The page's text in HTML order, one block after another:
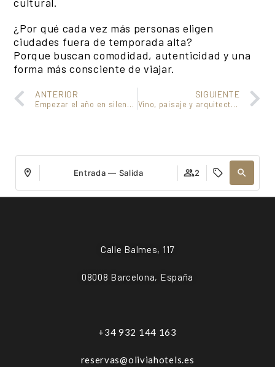
¿Por qué cada vez más personas eligen
ciudades fuera de temporada alta?
Porque buscan comodidad, autenticidad y una
forma más consciente de viajar.
ANTERIOR
Empezar el año en silencio: el valor de viajar sin ruido
SIGUIENTE
Vino, paisaje y arquitectura: cuando el lugar forma parte de la experiencia
Entrada — Salida 2
Calle Balmes, 117
08008 Barcelona, España
+34 932 144 163
reservas@oliviahotels.es